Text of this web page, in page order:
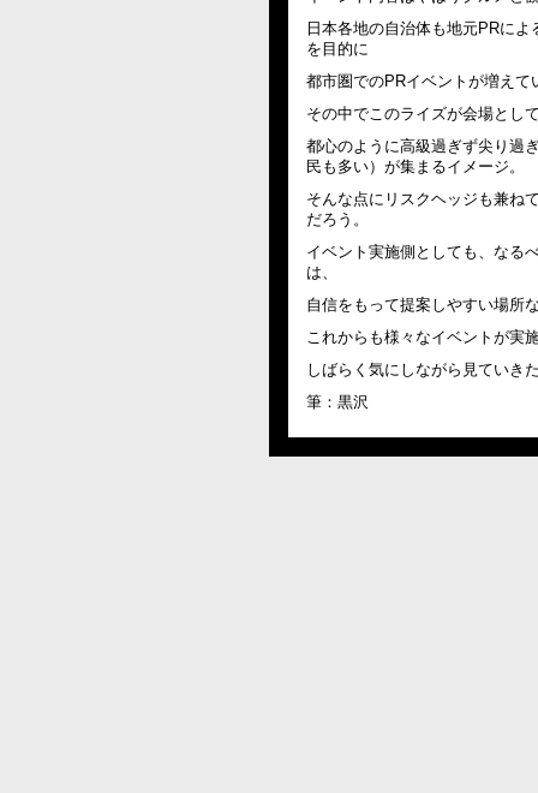
日本各地の自治体も地元PRに
を目的に
都市圏でのPRイベントが増えて
その中でこのライズが会場とし
都心のように高級過ぎず尖り過
民も多い）が集まるイメージ。
そんな点にリスクヘッジも兼ね
だろう。
イベント実施側としても、なる
は、
自信をもって提案しやすい場所
これからも様々なイベントが実
しばらく気にしながら見ていき
筆：黒沢